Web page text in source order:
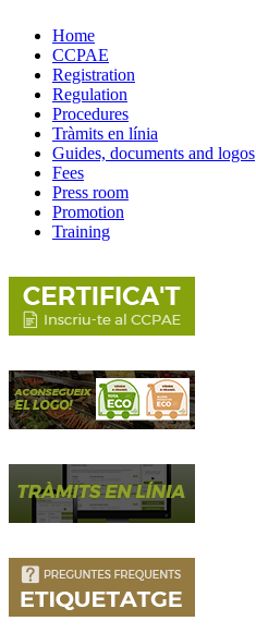
Home
CCPAE
Registration
Regulation
Procedures
Tràmits en línia
Guides, documents and logos
Fees
Press room
Promotion
Training